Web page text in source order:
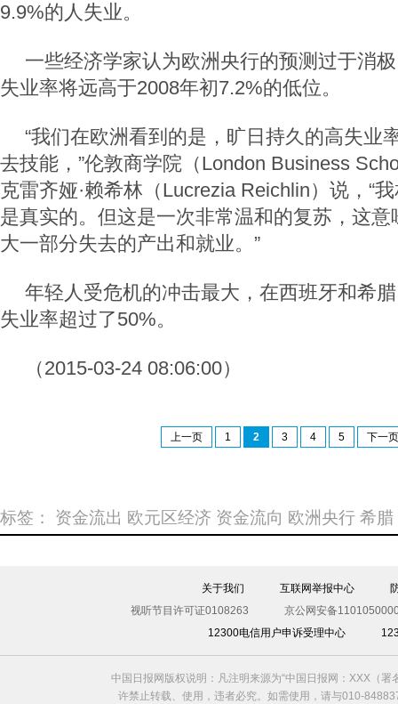
9.9%的人失业。
一些经济学家认为欧洲央行的预测过于消
失业率将远高于2008年初7.2%的低位。
“我们在欧洲看到的是，旷日持久的高失业
去技能，”伦敦商学院（London Business
克雷齐娅·赖希林（Lucrezia Reichlin）说，“
是真实的。但这是一次非常温和的复苏，这
大一部分失去的产出和就业。”
年轻人受危机的冲击最大，在西班牙和希
失业率超过了50%。
（2015-03-24 08:06:00）
上一页 1 2 3 4 5 下一页
标签： 资金流出 欧元区经济 资金流向 欧洲央行 希腊
关于我们 互联网举报中心
视听节目许可证0108263
京公网安备
12300电信用户申诉受理中心
中国日报网版权说明：凡注明来源为“中国日报网：XXX（
许禁止转载、使用，违者必究。如需使用，请与010-